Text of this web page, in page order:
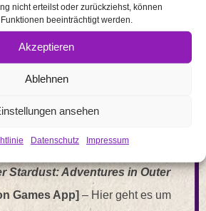
nicht erteilst oder zurückziehst, können
beeinträchtigt werden.
Akzeptieren
Ablehnen
ansehen
Datenschutz Impressum
The Fairy Tale Detective
[Legacy Games Code] –
Eltern zu lösen und die
Stardust: Adventures in Outer
Games App] – Hier geht es um